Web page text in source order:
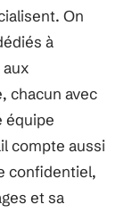
On
à
aux
chacun avec
équipe
compte aussi
confidentiel,
et sa